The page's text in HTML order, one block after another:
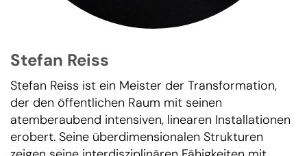
Stefan Reiss
Stefan Reiss ist ein Meister der Transformation,
der den öffentlichen Raum mit seinen
atemberaubend intensiven, linearen Installationen
erobert. Seine überdimensionalen Strukturen